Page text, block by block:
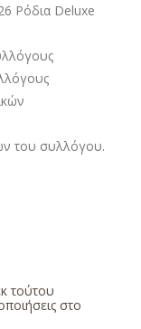
Ρόδια Deluxe
του συλλόγου.
τούτου
στο